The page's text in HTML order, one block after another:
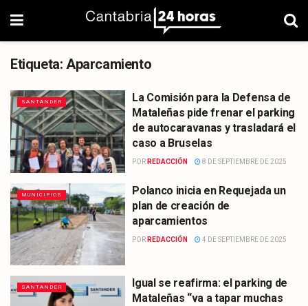
Etiqueta: Aparcamiento
SANTANDER
La Comisión para la Defensa de
Mataleñas pide frenar el parking
de autocaravanas y trasladará el
caso a Bruselas
POR REDACCIÓN 8 DE SEPTIEMBRE DE 2025
MUNICIPIOS
Polanco inicia en Requejada un
plan de creación de
aparcamientos
POR REDACCIÓN 4 DE SEPTIEMBRE DE 2025
SANTANDER
Igual se reafirma: el parking de
Mataleñas “va a tapar muchas